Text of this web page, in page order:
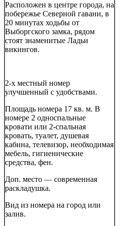
Расположен в центре города, на
побережье Северной гавани, в
20 минутах ходьбы от
Выборгского замка, рядом
стоят знаменитые Ладьи
викингов.
2-х местный номер
улучшенный с удобствами.
Площадь номера 17 кв. м. В
номере 2 односпальные
кровати или 2-спальная
кровать, туалет, душевая
кабина, телевизор, необходимая
мебель, гигиенические
средства, фен.
Доп. место — современная
раскладушка.
Вид из номера на город или
залив.